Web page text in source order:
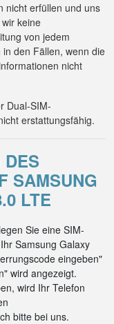
nicht erfüllen und uns
keine
von jedem
den Fällen, wenn die
nicht
Dual-SIM-
erstattungsfähig.
DES
SAMSUNG
LTE
Sie eine SIM-
Samsung Galaxy
eingeben"
wird angezeigt.
wird Ihr Telefon
bitte bei uns.